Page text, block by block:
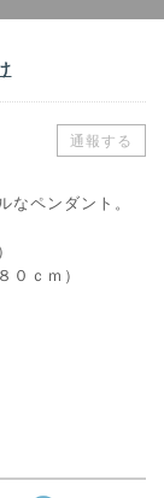
通報する
なペンダント。
ｍ）